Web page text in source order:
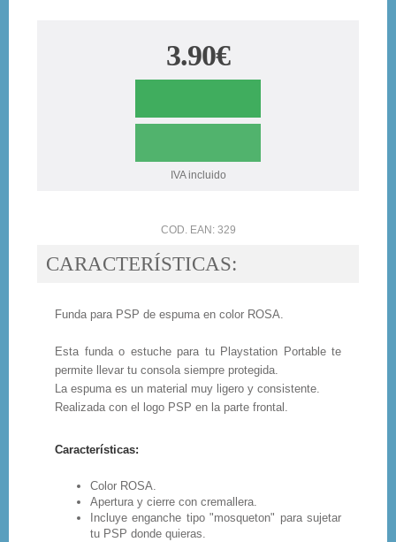
3.90€
IVA incluido
CARACTERÍSTICAS:
COD. EAN: 329
Funda para PSP de espuma en color ROSA.
Esta funda o estuche para tu Playstation Portable te
permite llevar tu consola siempre protegida.
La espuma es un material muy ligero y consistente.
Realizada con el logo PSP en la parte frontal.
Características:
Color ROSA.
Apertura y cierre con cremallera.
Incluye enganche tipo "mosqueton" para sujetar
tu PSP donde quieras.